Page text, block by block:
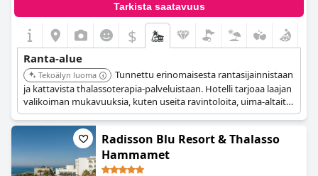
Tarkista saatavuus
$
Ranta-alue
Tekoälyn luoma
Tunnettu erinomaisesta rantasijainnistaan
ja kattavista thalassoterapia-palveluistaan. Hotelli tarjoaa laajan
valikoiman mukavuuksia, kuten useita ravintoloita, uima-altaita
ja yksityisen ranta-alueen. Asiakkaat arvostavat korkeita
palvelustandardeja ja keskittymistä terveyteen ja hyvinvointiin.
Radisson Blu Resort & Thalasso
Hammamet